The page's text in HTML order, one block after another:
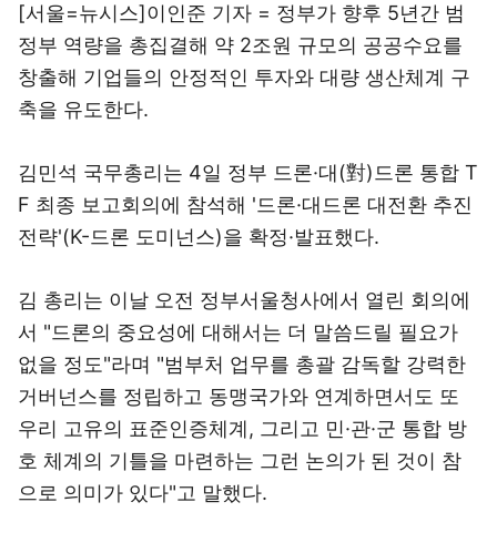
[서울=뉴시스]이인준 기자 = 정부가 향후 5년간 범
정부 역량을 총집결해 약 2조원 규모의 공공수요를
창출해 기업들의 안정적인 투자와 대량 생산체계 구
축을 유도한다.
김민석 국무총리는 4일 정부 드론·대(對)드론 통합 T
F 최종 보고회의에 참석해 '드론·대드론 대전환 추진
전략'(K-드론 도미넌스)을 확정·발표했다.
김 총리는 이날 오전 정부서울청사에서 열린 회의에
서 "드론의 중요성에 대해서는 더 말씀드릴 필요가
없을 정도"라며 "범부처 업무를 총괄 감독할 강력한
거버넌스를 정립하고 동맹국가와 연계하면서도 또
우리 고유의 표준인증체계, 그리고 민·관·군 통합 방
호 체계의 기틀을 마련하는 그런 논의가 된 것이 참
으로 의미가 있다"고 말했다.